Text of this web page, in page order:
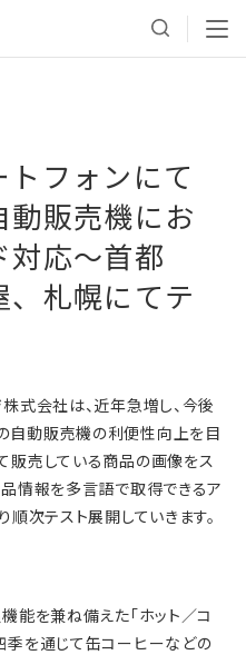
フォンにて
動販売機にお
対応～首都
札幌にてテ
式会社は、近年急増し、今後
自動販売機の利便性向上を目
販売している商品の画像をス
品情報を多言語で取得できるア
順次テスト展開していきます。
を兼ね備えた「ホット／コ
季を通じて缶コーヒーなどの